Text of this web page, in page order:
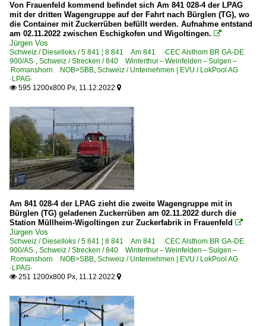
Von Frauenfeld kommend befindet sich Am 841 028-4 der LPAG
mit der dritten Wagengruppe auf der Fahrt nach Bürglen (TG), wo
die Container mit Zuckerrüben befüllt werden. Aufnahme entstand
am 02.11.2022 zwischen Eschigkofen und Wigoltingen. 
Jürgen Vos
Schweiz / Dieselloks / 5 841 ¦ 8 841 Am 841 ·CEC Alsthom BR GA-DE
900/AS·, Schweiz / Strecken / 840 Winterthur – Weinfelden – Sulgen –
Romanshorn NOB>SBB, Schweiz / Unternehmen | EVU / LokPool AG
·LPAG·
 595 1200x800 Px, 11.12.2022 
Am 841 028-4 der LPAG zieht die zweite Wagengruppe mit in
Bürglen (TG) geladenen Zuckerrüben am 02.11.2022 durch die
Station Müllheim-Wigoltingen zur Zuckerfabrik in Frauenfeld 
Jürgen Vos
Schweiz / Dieselloks / 5 841 ¦ 8 841 Am 841 ·CEC Alsthom BR GA-DE
900/AS·, Schweiz / Strecken / 840 Winterthur – Weinfelden – Sulgen –
Romanshorn NOB>SBB, Schweiz / Unternehmen | EVU / LokPool AG
·LPAG·
 251 1200x800 Px, 11.12.2022 